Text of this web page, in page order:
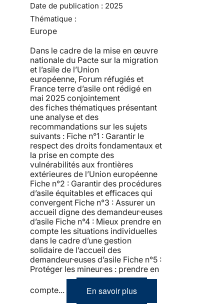
Date de publication : 2025
Thématique :
Europe
Dans le cadre de la mise en œuvre
nationale du Pacte sur la migration
et l’asile de l’Union
européenne, Forum réfugiés et
France terre d’asile ont rédigé en
mai 2025 conjointement
des fiches thématiques présentant
une analyse et des
recommandations sur les sujets
suivants : Fiche n°1 : Garantir le
respect des droits fondamentaux et
la prise en compte des
vulnérabilités aux frontières
extérieures de l’Union européenne
Fiche n°2 : Garantir des procédures
d’asile équitables et efficaces qui
convergent Fiche n°3 : Assurer un
accueil digne des demandeur·euses
d’asile Fiche n°4 : Mieux prendre en
compte les situations individuelles
dans le cadre d’une gestion
solidaire de l’accueil des
demandeur·euses d’asile Fiche n°5 :
Protéger les mineur·es : prendre en
compte... En savoir plus